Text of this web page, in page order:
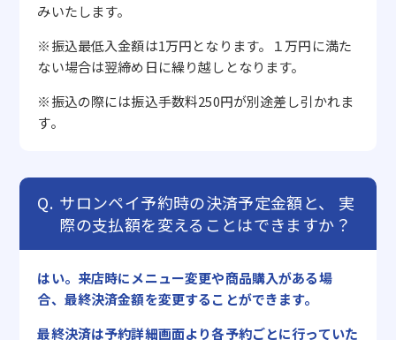
みいたします。
※振込最低入金額は1万円となります。１万円に満た
ない場合は翌締め日に繰り越しとなります。
※振込の際には振込手数料250円が別途差し引かれま
す。
サロンペイ予約時の決済予定金額と、
実
際の支払額を変えることはできますか？
はい。来店時にメニュー変更や商品購入がある場
合、最終決済金額を変更することができます。
最終決済は予約詳細画面より各予約ごとに行っていた